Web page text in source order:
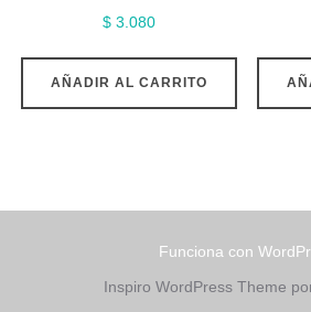
$3.080
AÑADIR AL CARRITO
Funciona con
Inspiro WordPress Theme